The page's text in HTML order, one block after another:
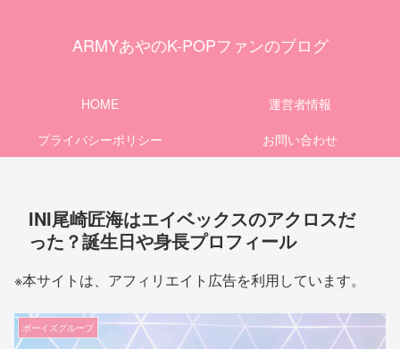
ARMYあやのK-POPファンのブログ
HOME
運営者情報
プライバシーポリシー
お問い合わせ
INI尾崎匠海はエイベックスのアクロスだ
った？誕生日や身長プロフィール
※本サイトは、アフィリエイト広告を利用しています。
ボーイズグループ